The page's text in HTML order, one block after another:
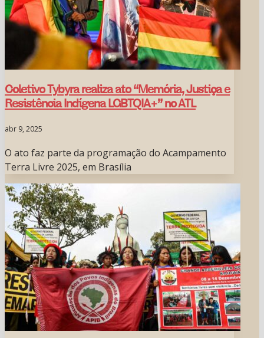
Coletivo Tybyra realiza ato “Memória, Justiça e
Resistência Indígena LGBTQIA+” no ATL
abr 9, 2025
O ato faz parte da programação do Acampamento
Terra Livre 2025, em Brasília